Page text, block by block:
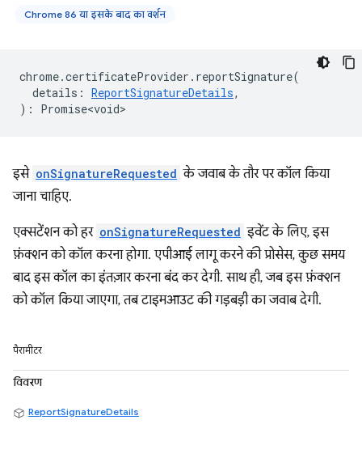
Chrome 86 या इसके बाद का वर्शन
chrome.certificateProvider . reportSignature(
details : ReportSignatureDetails,
) : Promise<void>
इसे onSignatureRequested के जवाब के तौर पर कॉल किया
जाना चाहिए.
एक्सटेंशन को हर onSignatureRequested इवेंट के लिए, इस
फ़ंक्शन को कॉल करना होगा. एपीआई लागू करने की प्रोसेस, कुछ समय
बाद इस कॉल का इंतज़ार करना बंद कर देगी. साथ ही, जब इस फ़ंक्शन
को कॉल किया जाएगा, तब टाइमआउट की गड़बड़ी का जवाब देगी.
पैरामीटर
विवरण
ReportSignatureDetails